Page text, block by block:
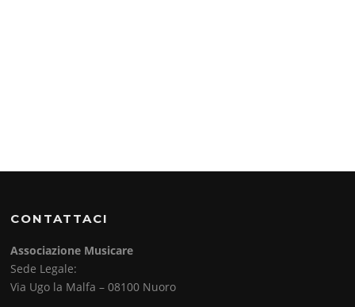
CONTATTACI
Associazione Musicare
Sede Legale:
Via Ugo la Malfa – 08100 Nuoro